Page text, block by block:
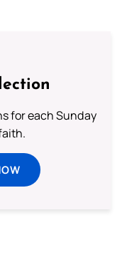
for each Sunday